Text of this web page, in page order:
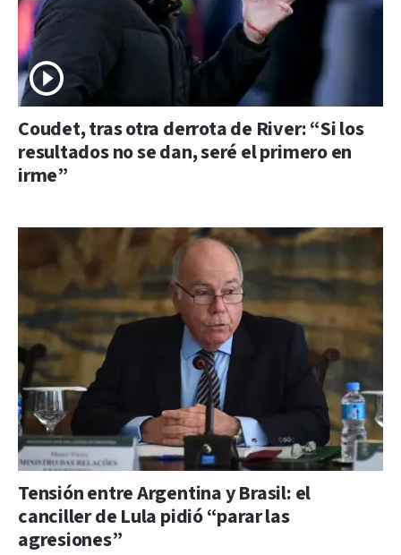
Coudet, tras otra derrota de River: “Si los
resultados no se dan, seré el primero en
irme”
Tensión entre Argentina y Brasil: el
canciller de Lula pidió “parar las
agresiones”